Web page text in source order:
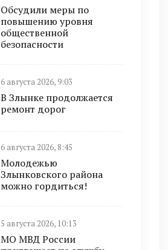
Обсудили меры по
повышению уровня
общественной
безопасности
6 августа 2026, 9:03
В Злынке продолжается
ремонт дорог
6 августа 2026, 8:45
Молодежью
Злынковского района
можно гордиться!
5 августа 2026, 10:13
МО МВД России